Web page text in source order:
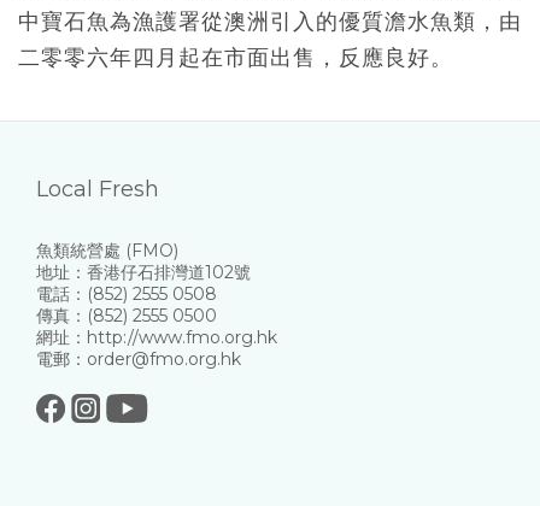
中寶石魚為漁護署從澳洲引入的優質澹水魚類，由
二零零六年四月起在市面出售，反應良好。
Local Fresh
魚類統營處 (FMO)
地址：香港仔石排灣道102號
電話：(852) 2555 0508
傳真：(852) 2555 0500
網址：http://www.fmo.org.hk
電郵：order@fmo.org.hk